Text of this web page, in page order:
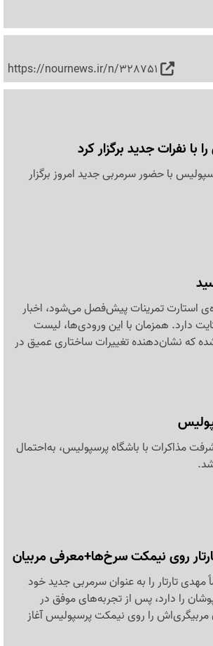
https://nournews.ir/n/328751
نفرات جدید برگزار کرد
با حضور سرمربی جدید امروز برگزار
استارت تمرینات پیش‌فصل می‌شود، اخبار
با 5 بازیکن جدید حکایت دارد. همزمان با این ورودی‌ها، لیست
که نشان‌دهنده تغییرات ساختاری عمیق در
مذاکرات با باشگاه پرسپولیس، به‌احتمال
روی نیمکت سرخ‌ها+معرفی مربیان
تارتار را به عنوان سرمربی جدید خود
را دارد، پس از تجربه‌های موفق در
را روی نیمکت پرسپولیس آغاز